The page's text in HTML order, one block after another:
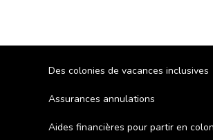
Des colonies de vacances inclusives
Assurances annulations
Aides financières pour partir en